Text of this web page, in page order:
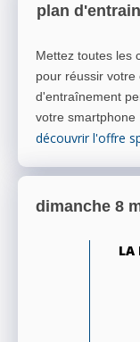
plan
Mettez toutes les
pour réussir votre
d'entraînement
votre smartphone
découvrir l'offre
dimanche 8
LA